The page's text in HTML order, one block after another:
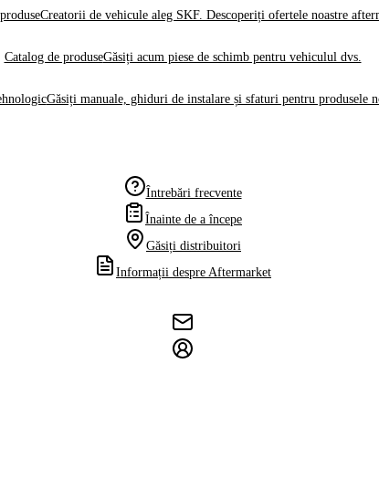
Creatorii de vehicule aleg SKF. Descoperiți ofertele noastre
Catalog de produseGăsiți acum piese de schimb pentru vehiculul dvs.
Găsiți manuale, ghiduri de instalare și sfaturi pentru produsele
Întrebări frecvente
Înainte de a începe
Găsiți distribuitori
Informații despre Aftermarket